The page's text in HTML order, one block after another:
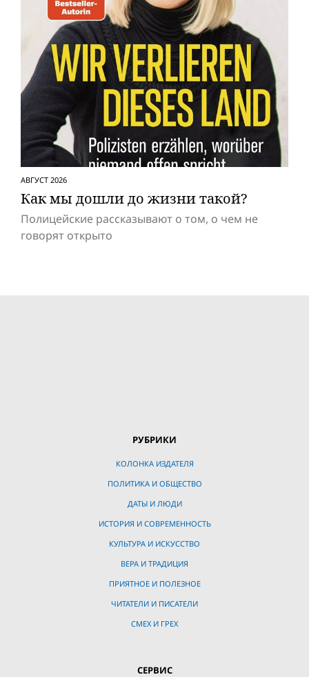
АВГУСТ 2026
Как мы дошли до жизни такой?
Полицейские рассказывают о том, о чем не
говорят открыто
РУБРИКИ
КОЛОНКА ИЗДАТЕЛЯ
ПОЛИТИКА И ОБЩЕСТВО
ДАТЫ И ЛЮДИ
ИСТОРИЯ И СОВРЕМЕННОСТЬ
КУЛЬТУРА И ИСКУССТВО
ВЕРА И ТРАДИЦИЯ
ПРИЯТНОЕ И ПОЛЕЗНОЕ
ЧИТАТЕЛИ И ПИСАТЕЛИ
СМЕХ И ГРЕХ
СЕРВИС